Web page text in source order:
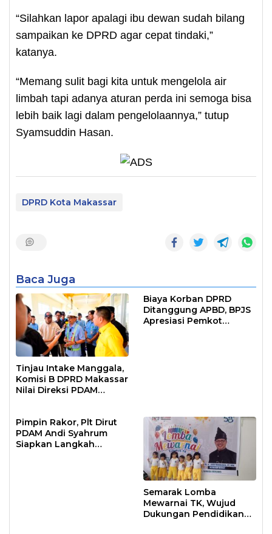
“Silahkan lapor apalagi ibu dewan sudah bilang
sampaikan ke DPRD agar cepat tindaki,”
katanya.
“Memang sulit bagi kita untuk mengelola air
limbah tapi adanya aturan perda ini semoga bisa
lebih baik lagi dalam pengelolaannya,” tutup
Syamsuddin Hasan.
DPRD Kota Makassar
Baca Juga
Tinjau Intake Manggala,
Komisi B DPRD Makassar
Nilai Direksi PDAM
Biaya Korban DPRD
Ditanggung APBD, BPJS
Apresiasi Pemkot
Pimpin Rakor, Plt Dirut
PDAM Andi Syahrum
Siapkan Langkah
Semarak Lomba
Mewarnai TK, Wujud
Dukungan Pendidikan